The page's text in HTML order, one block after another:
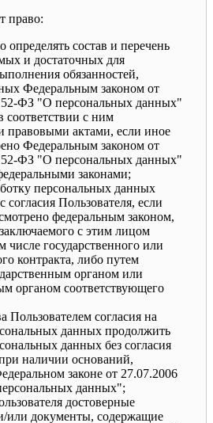
право:
определять состав и перечень
и достаточных для
обязанностей,
Федеральным законом от
ФЗ "О персональных данных"
с ним
правовыми актами, если иное
Федеральным законом от
ФЗ "О персональных данных"
законами;
персональных данных
согласия Пользователя, если
федеральным законом,
с этим лицом
числе государственного или
контракта, либо путем
органом или
органом соответствующего
Пользователем согласия на
данных продолжить
данных без согласия
наличии оснований,
законе от 27.07.2006
данных";
достоверные
документы, содержащие